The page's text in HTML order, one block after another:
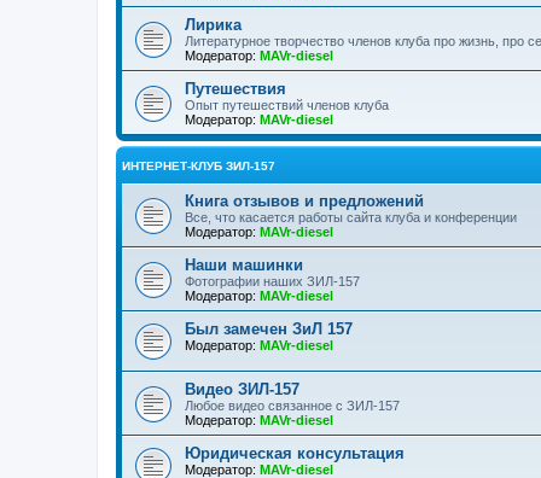
Лирика
Литературное творчество членов клуба про жизнь, про
Модератор: MAVr-diesel
Путешествия
Опыт путешествий членов клуба
Модератор: MAVr-diesel
ИНТЕРНЕТ-КЛУБ ЗИЛ-157
Книга отзывов и предложений
Все, что касается работы сайта клуба и конференции
Модератор: MAVr-diesel
Наши машинки
Фотографии наших ЗИЛ-157
Модератор: MAVr-diesel
Был замечен ЗиЛ 157
Модератор: MAVr-diesel
Видео ЗИЛ-157
Любое видео связанное с ЗИЛ-157
Модератор: MAVr-diesel
Юридическая консультация
Модератор: MAVr-diesel